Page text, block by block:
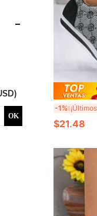
OK
-1%
$21.48